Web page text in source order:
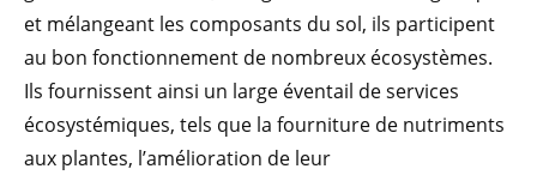
et mélangeant les composants du sol, ils participent
au bon fonctionnement de nombreux écosystèmes.
Ils fournissent ainsi un large éventail de services
écosystémiques, tels que la fourniture de nutriments
aux plantes, l’amélioration de leur